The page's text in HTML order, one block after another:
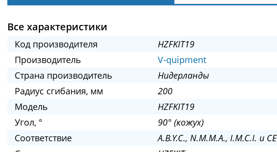
Все характеристики
Код производителя
HZFKIT19
Производитель
V-quipment
Страна производитель
Нидерланды
Радиус сгибания, мм
200
Модель
HZFKIT19
Угол, °
90° (кожух)
Соответствие
A.B.Y.C., N.M.M.A., I.M.C.I. и CE